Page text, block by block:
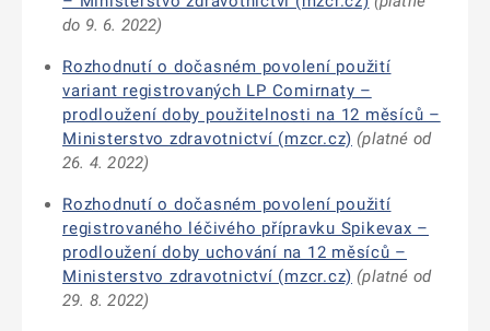
do 9. 6. 2022)
Rozhodnutí o dočasném povolení použití
variant registrovaných LP Comirnaty –
prodloužení doby použitelnosti na 12 měsíců –
Ministerstvo zdravotnictví (mzcr.cz) (platné od
26. 4. 2022)
Rozhodnutí o dočasném povolení použití
registrovaného léčivého přípravku Spikevax –
prodloužení doby uchování na 12 měsíců –
Ministerstvo zdravotnictví (mzcr.cz) (platné od
29. 8. 2022)